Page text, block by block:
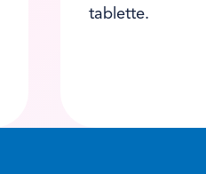
tablette.